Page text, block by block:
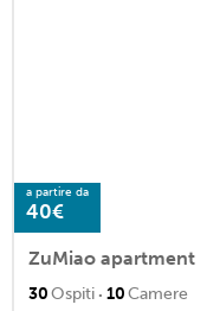
a partire da
40€
ZuMiao apartment
30Ospiti · 10Camere